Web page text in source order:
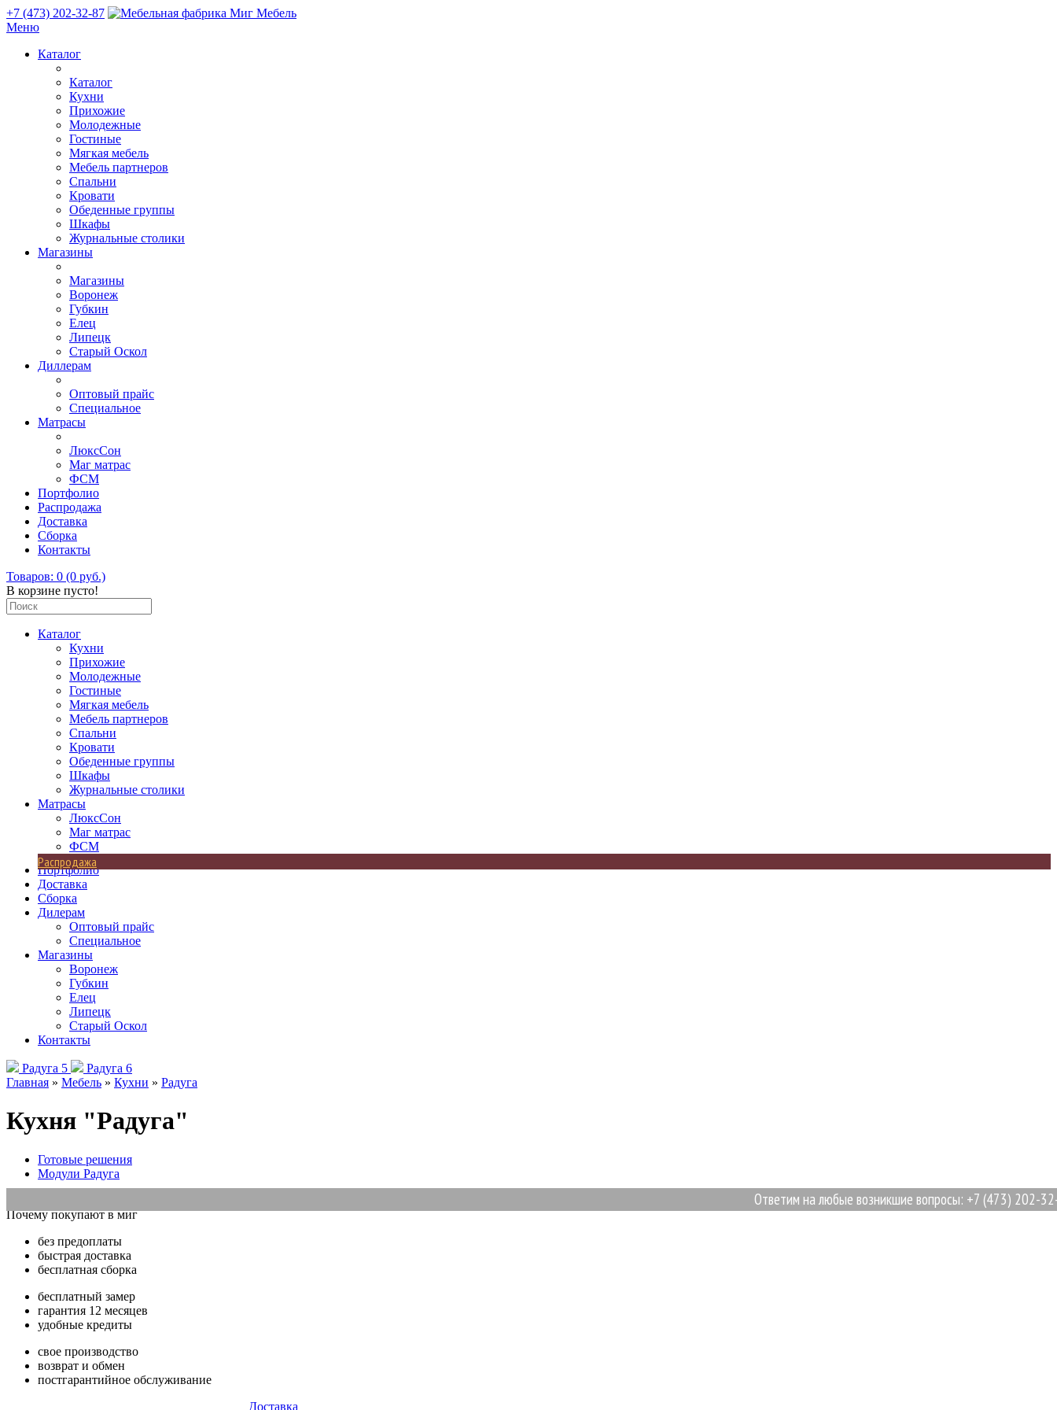
+7 (473) 202-32-87
Меню
Каталог
Каталог
Кухни
Прихожие
Молодежные
Гостиные
Мягкая мебель
Мебель партнеров
Спальни
Кровати
Обеденные группы
Шкафы
Журнальные столики
Магазины
Магазины
Воронеж
Губкин
Елец
Липецк
Старый Оскол
Диллерам
Оптовый прайс
Специальное
Матрасы
ЛюксСон
Маг матрас
ФСМ
Портфолио
Распродажа
Доставка
Сборка
Контакты
Товаров: 0 (0 руб.)
В корзине пусто!
Каталог
Кухни
Прихожие
Молодежные
Гостиные
Мягкая мебель
Мебель партнеров
Спальни
Кровати
Обеденные группы
Шкафы
Журнальные столики
Матрасы
ЛюксСон
Маг матрас
ФСМ
Распродажа
Портфолио
Доставка
Сборка
Дилерам
Оптовый прайс
Специальное
Магазины
Воронеж
Губкин
Елец
Липецк
Старый Оскол
Контакты
Ответим на любые возникшие вопросы: +7 (473) 202-32-
Радуга 5
Радуга 6
Главная » Мебель » Кухни » Радуга
Кухня "Радуга"
Готовые решения
Модули Радуга
Почему покупают в миг
без предоплаты
быстрая доставка
бесплатная сборка
бесплатный замер
гарантия 12 месяцев
удобные кредиты
свое производство
возврат и обмен
постгарантийное обслуживание
Доставка